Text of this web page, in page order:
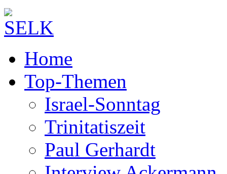
Home
Top-Themen
Israel-Sonntag
Trinitatiszeit
Paul Gerhardt